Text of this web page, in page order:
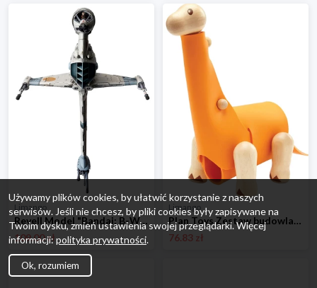
Limango
Revell Model "Bandai: B-Wing Fighter" - 13+ rozmiar: onesize
109.00 zł
Limango
Plan Toys Zestaw budowlany - 3+ rozmiar: onesize
76.83 zł
Używamy plików cookies, by ułatwić korzystanie z naszych
serwisów. Jeśli nie chcesz, by pliki cookies były zapisywane na
Twoim dysku, zmień ustawienia swojej przeglądarki. Więcej
informacji:polityka prywatności.
Ok, rozumiem